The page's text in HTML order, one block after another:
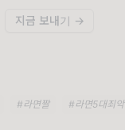
지금 보내기 →
#라면짤 #라면5대죄악